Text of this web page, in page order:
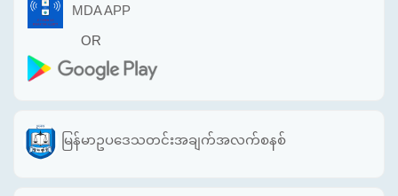
MDA APP
OR
မြန်မာဥပဒေသတင်းအချက်အလက်စနစ်